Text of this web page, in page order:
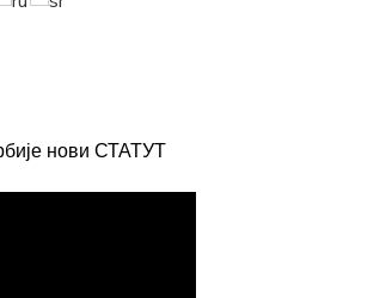
нови СТАТУТ